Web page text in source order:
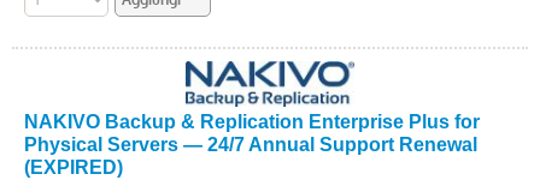
NAKIVO Backup & Replication Enterprise Plus for
Physical Servers — 24/7 Annual Support Renewal
(EXPIRED)